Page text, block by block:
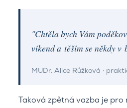
"Chtěla bych Vám
víkend a těším se někdy
MUDr. Alice Růžková ·
Taková zpětná vazba je